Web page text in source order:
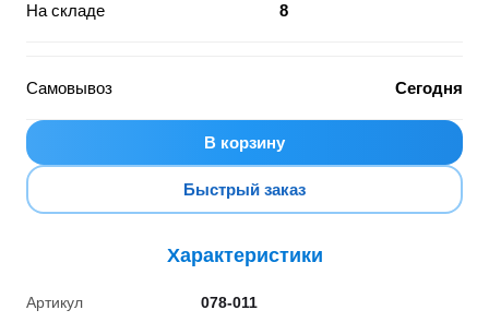
На складе 8
Самовывоз Сегодня
В корзину
Быстрый заказ
Характеристики
Артикул 078-011